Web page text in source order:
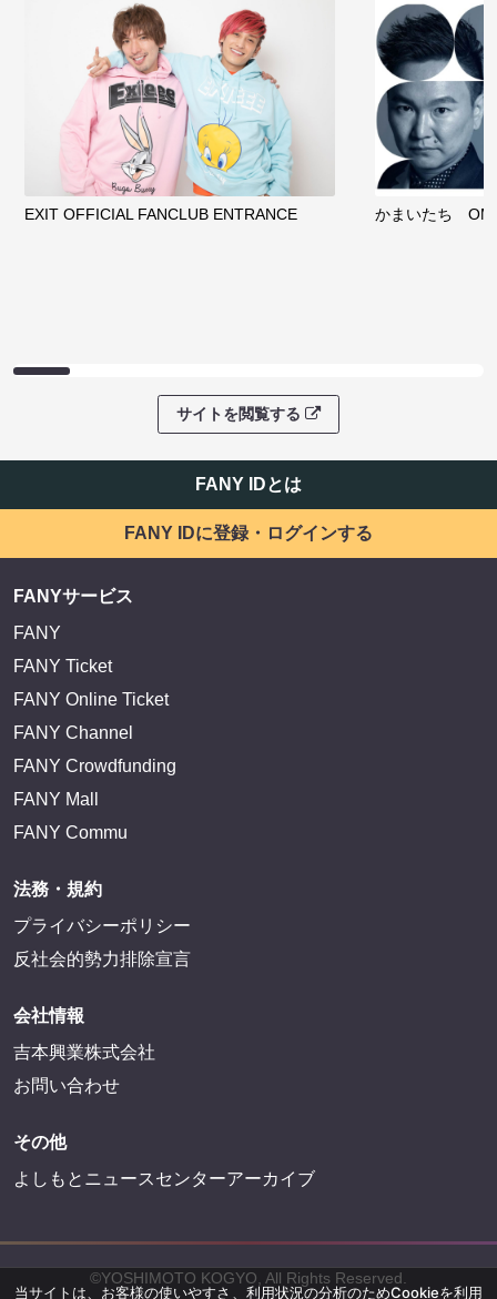
EXIT OFFICIAL FANCLUB ENTRANCE かまいたち
サイトを閲覧する
FANY IDとは
FANY IDに登録・ログインする
FANYサービス
FANY
FANY Ticket
FANY Online Ticket
FANY Channel
FANY Crowdfunding
FANY Mall
FANY Commu
法務・規約
プライバシーポリシー
反社会的勢力排除宣言
会社情報
吉本興業株式会社
お問い合わせ
その他
よしもとニュースセンターアーカイブ
©YOSHIMOTO KOGYO, All Rights Reserved.
当サイトは、お客様の使いやすさ、利用状況の分析のためCookieを利用